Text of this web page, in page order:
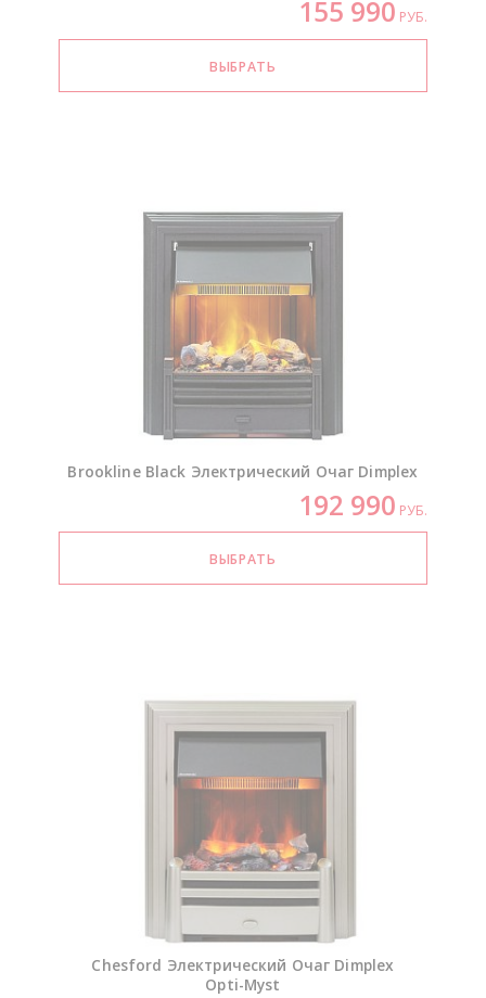
155 990 РУБ.
Brookline Black Электрический Очаг Dimplex
192 990 РУБ.
Chesford Электрический Очаг Dimplex
Opti-Myst